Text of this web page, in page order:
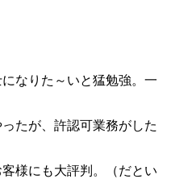
なりた～いと猛勉強。一
たが、許認可業務がした
様にも大評判。（だとい